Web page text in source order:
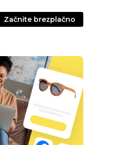
Začnite brezplačno